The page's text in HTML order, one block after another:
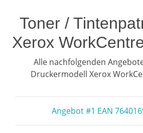
Toner /
Xerox
Alle nachfolgenden
Druckermodell Xerox
Angebot #1 EAN